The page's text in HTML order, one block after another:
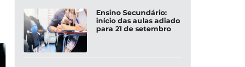
Ensino Secundário:
início das aulas adiado
para 21 de setembro